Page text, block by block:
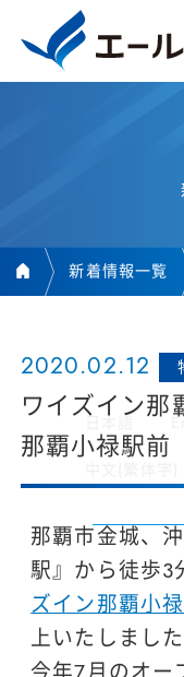
日本語
新着情報一覧
2020.02.12
ワイズイン
那覇小禄駅
那覇市金城、
駅』から徒歩3
ズイン那覇小
上いたしました